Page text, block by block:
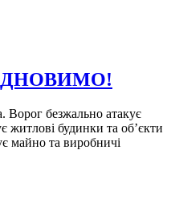
Ворог безжально атакує
житлові будинки та об’єкти
майно та виробничі